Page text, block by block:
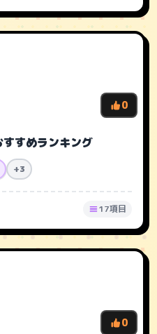
0
すめランキング
+3
17項目
0